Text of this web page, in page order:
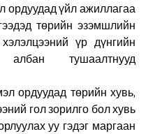
ордуудад үйл ажиллагаа
төрийн эзэмшлийн
үр дүнгийн
тушаалтнууд
ордуудад төрийн хувь,
гол зорилго бол хувь
уу гэдэг маргаан